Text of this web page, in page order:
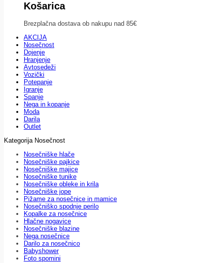
Košarica
Brezplačna dostava ob nakupu nad 85€
AKCIJA
Nosečnost
Dojenje
Hranjenje
Avtosedeži
Vozički
Potepanje
Igranje
Spanje
Nega in kopanje
Moda
Darila
Outlet
Kategorija Nosečnost
Nosečniške hlače
Nosečniške pajkice
Nosečniške majice
Nosečniške tunike
Nosečniške obleke in krila
Nosečniške jope
Pižame za nosečnice in mamice
Nosečniško spodnje perilo
Kopalke za nosečnice
Hlačne nogavice
Nosečniške blazine
Nega nosečnice
Darilo za nosečnico
Babyshower
Foto spomini